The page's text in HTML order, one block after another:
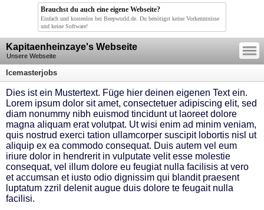
Brauchst du auch eine eigene Webseite?
Einfach und kostenlos bei Beepworld.de. Du benötigst keine Vorkenntnisse
und keine Software!
Kapitaenheinzaye's Webseite
Unsere Webseite
—
—
—
Icemasterjobs
Dies ist ein Mustertext. Füge hier deinen eigenen Text ein.
Lorem ipsum dolor sit amet, consectetuer adipiscing elit, sed
diam nonummy nibh euismod tincidunt ut laoreet dolore
magna aliquam erat volutpat. Ut wisi enim ad minim veniam,
quis nostrud exerci tation ullamcorper suscipit lobortis nisl ut
aliquip ex ea commodo consequat. Duis autem vel eum
iriure dolor in hendrerit in vulputate velit esse molestie
consequat, vel illum dolore eu feugiat nulla facilisis at vero
et accumsan et iusto odio dignissim qui blandit praesent
luptatum zzril delenit augue duis dolore te feugait nulla
facilisi.